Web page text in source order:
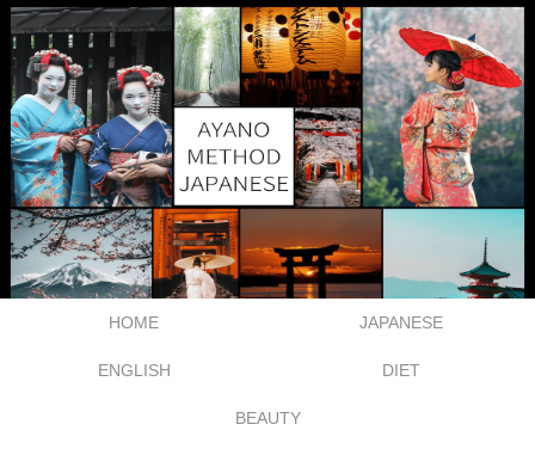
HOME JAPANESE
ENGLISH DIET
BEAUTY